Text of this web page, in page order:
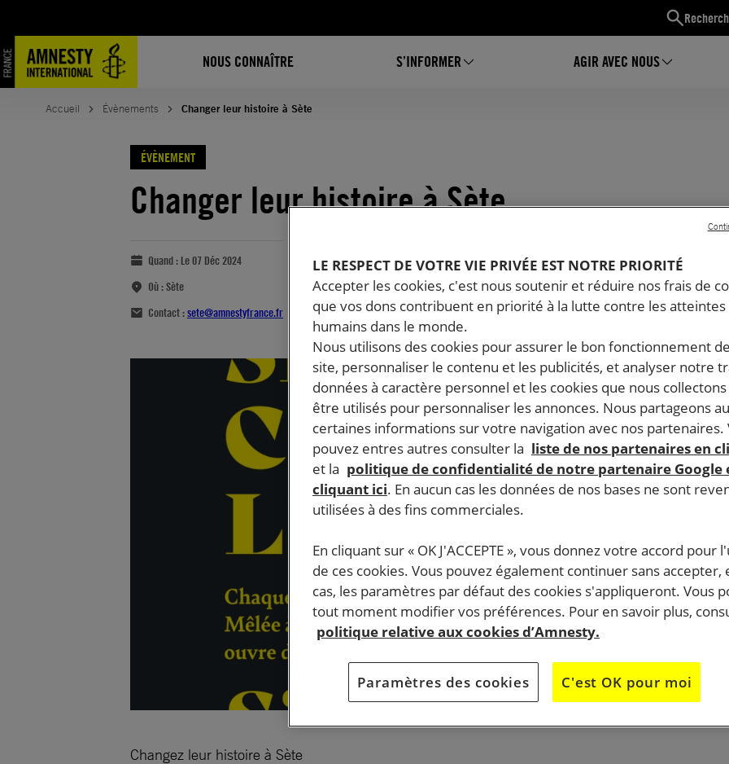
NOUS CONNAÎTRE S’INFORMER AGIR AVEC NOUS
Accueil Évènements Changer leur histoire à Sète
ÉVÈNEMENT
Changer leur histoire à Sète
Quand : Le 07 Déc 2024
Où :Sète
Contact :sete@amnestyfrance.fr
Changez leur histoire à Sète
LE RESPECT DE VOTRE VIE PRIVÉE EST NOTRE PRIORITÉ
Accepter les cookies, c'est nous soutenir et réduire nos frais de
que vos dons contribuent en priorité à la lutte contre les
humains dans le monde.
Nous utilisons des cookies pour assurer le bon fonctionnement
site, personnaliser le contenu et les publicités, et analyser notre
données à caractère personnel et les cookies que nous
être utilisés pour personnaliser les annonces. Nous partageons
certaines informations sur votre navigation avec nos partenaires.
pouvez entres autres consulter la liste de nos partenaires en
et la politique de confidentialité de notre partenaire Google
cliquant ici. En aucun cas les données de nos bases ne sont
utilisées à des fins commerciales.
En cliquant sur « OK J'ACCEPTE », vous donnez votre accord pour
de ces cookies. Vous pouvez également continuer sans accepter,
cas, les paramètres par défaut des cookies s'appliqueront. Vous
tout moment modifier vos préférences. Pour en savoir plus,
politique relative aux cookies d’Amnesty.
Paramètres des cookies C'est OK pour moi